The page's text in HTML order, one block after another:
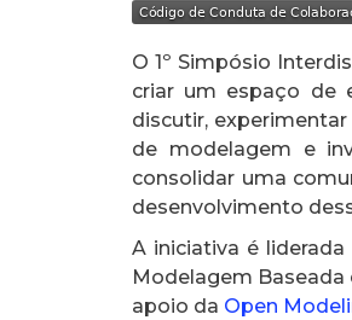
O 1º Simpósio
criar um espaço de
discutir,
de modelagem e
consolidar uma
desenvolvimento
A iniciativa é liderada
Modelagem
apoio da Open